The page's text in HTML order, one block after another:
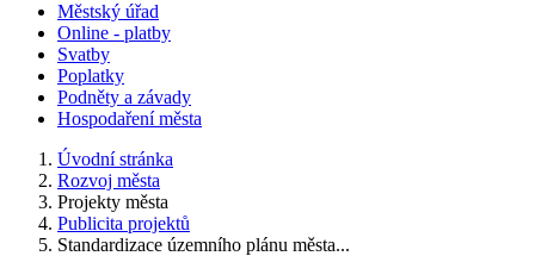
Městský úřad
Online - platby
Svatby
Poplatky
Podněty a závady
Hospodaření města
Úvodní stránka
Rozvoj města
Projekty města
Publicita projektů
Standardizace územního plánu města...